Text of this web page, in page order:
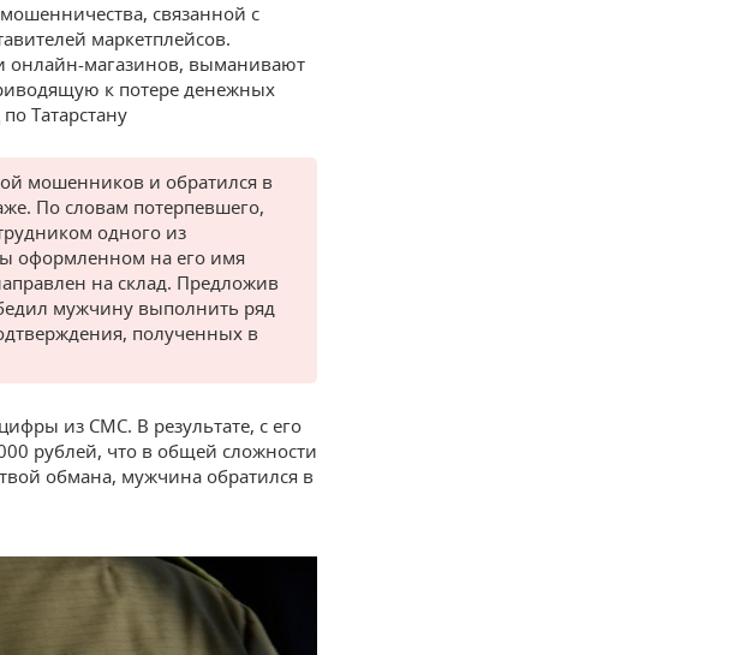
связанной с
маркетплейсов.
онлайн-магазинов, выманивают
к потере денежных
Татарстану
мошенников и обратился в
По словам потерпевшего,
одного из
оформленном на его имя
на склад. Предложив
мужчину выполнить ряд
полученных в
из СМС. В результате, с его
рублей, что в общей сложности
обмана, мужчина обратился в